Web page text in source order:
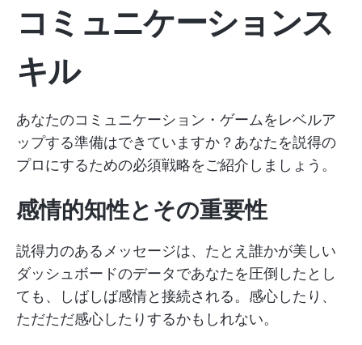
コミュニケーションス
キル
あなたのコミュニケーション・ゲームをレベルア
ップする準備はできていますか？あなたを説得の
プロにするための必須戦略をご紹介しましょう。
感情的知性とその重要性
説得力のあるメッセージは、たとえ誰かが美しい
ダッシュボードのデータであなたを圧倒したとし
ても、しばしば感情と接続される。感心したり、
ただただ感心したりするかもしれない。